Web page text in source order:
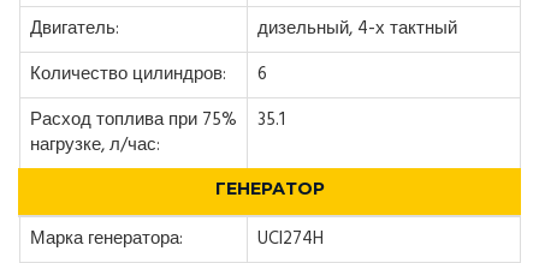
Двигатель:
дизельный, 4-х тактный
Количество цилиндров:
6
Расход топлива при 75%
нагрузке, л/час:
35.1
ГЕНЕРАТОР
Марка генератора:
UCI274H